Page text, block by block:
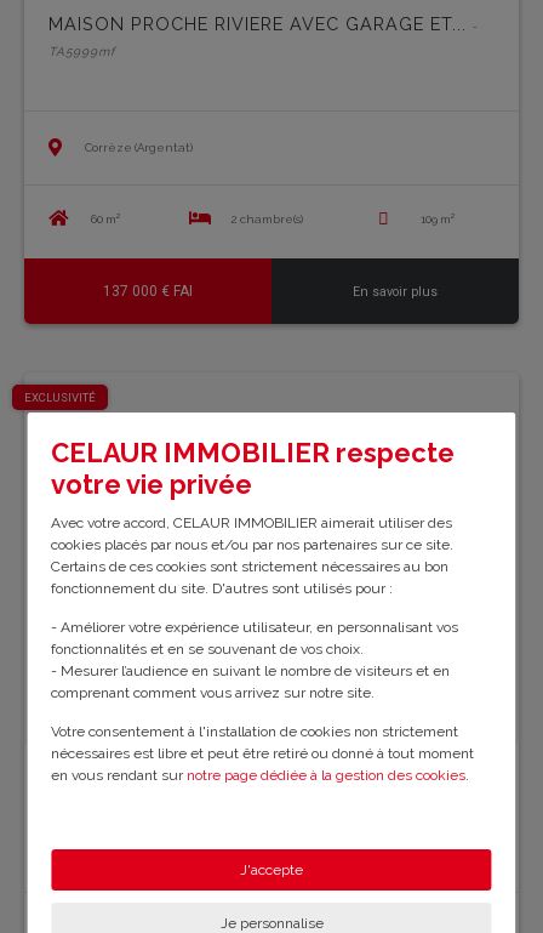
MAISON PROCHE RIVIERE AVEC GARAGE ET...
-
TA5999mf
Corrèze (Argentat)
60 m² 2 chambre(s) 109 m²
137 000 € FAI En savoir plus
EXCLUSIVITÉ
CELAUR IMMOBILIER respecte
votre vie privée
Avec votre accord, CELAUR IMMOBILIER aimerait utiliser des
cookies placés par nous et/ou par nos partenaires sur ce site.
Certains de ces cookies sont strictement nécessaires au bon
fonctionnement du site. D'autres sont utilisés pour :
- Améliorer votre expérience utilisateur, en personnalisant vos
fonctionnalités et en se souvenant de vos choix.
- Mesurer l’audience en suivant le nombre de visiteurs et en
comprenant comment vous arrivez sur notre site.
Votre consentement à l'installation de cookies non strictement
nécessaires est libre et peut être retiré ou donné à tout moment
en vous rendant sur notre page dédiée à la gestion des cookies.
J'accepte
Je personnalise